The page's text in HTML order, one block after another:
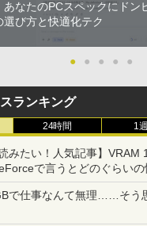
あなたのPCスペックにド
選び方と快適化テク
● ● ● ● ●
ランキング
24時間 1
読みたい！人気記事】
で言うとどのぐらい
で仕事なんて無理……そう